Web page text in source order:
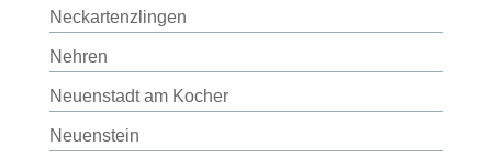
Neckartenzlingen
Nehren
Neuenstadt am Kocher
Neuenstein